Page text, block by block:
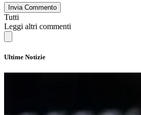
Invia Commento
Tutti
Leggi altri commenti
Ultime Notizie